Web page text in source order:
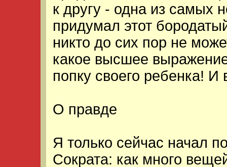
к другу - одна из самых
придумал этот
никто до сих пор не
какое высшее
попку своего ребенка! И
О правде
Я только сейчас начал
Сократа: как много